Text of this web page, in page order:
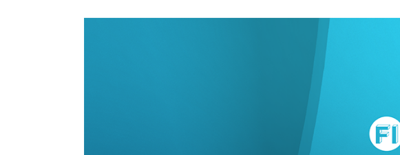
財經｜內地7月美元計價出口增近24%勝預期 貿易順
財經｜日本春季三度入市撐日圓 4月單日斥6.28萬億日
財經｜SA售股自救後再出手 斥4億美元押注未上市公司
財經｜華僑銀行上半年淨利創新高 中期息增15%至47
財經｜滙豐上調香港今年GDP預測至4.5% 看好貿易
本地｜假冒內地執法人員要求交「保證金」 43歲女
財經｜日經失守6.5萬點後回穩 全周仍升近2%